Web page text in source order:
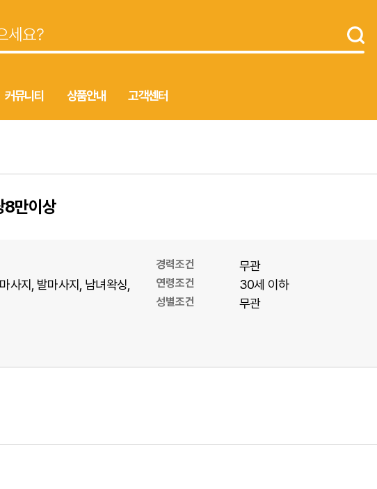
커뮤니티 상품안내 고객센터
8만이상
사지 발마사지 남녀왁싱
경력조건 무관
연령조건 30세 이하
성별조건 무관